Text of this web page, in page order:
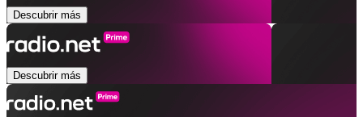
Descubrir más
Descubrir más